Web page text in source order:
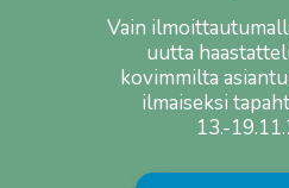
Vain
uutta
kovimmilta
ilmaiseksi
13.-